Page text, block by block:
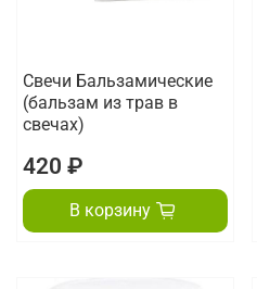
Свечи Бальзамические
(бальзам из трав в
свечах)
420 ₽
В корзину